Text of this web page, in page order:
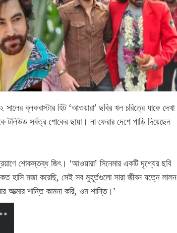
ব্লকবাস্টার হিট ‘আওয়ারা’ ছবির খল চরিত্রে যাকে দেখা
সর্বত্র শোকের ছায়া। না ফেরার দেশে পাড়ি দিয়েছেন
শোকস্তব্ধ জিৎ। ‘আওয়ারা’ সিনেমার একটি দৃশ্যের ছবি
হাসি মজা করেছি, সেই সব মুহূর্তগুলো সারা জীবন যত্নে লালন
শান্তি কামনা করি, ওম শান্তি।’